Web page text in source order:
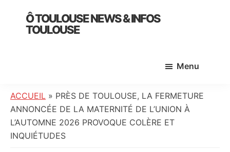
primary
Ô TOULOUSE NEWS & INFOS
TOULOUSE
:
info
locale,
société,
Menu
ACCUEIL » PRÈS DE TOULOUSE, LA FERMETURE
ANNONCÉE DE LA MATERNITÉ DE L’UNION À
L’AUTOMNE 2026 PROVOQUE COLÈRE ET
INQUIÉTUDES